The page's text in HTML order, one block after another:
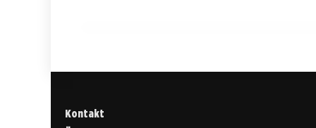
Kontakt